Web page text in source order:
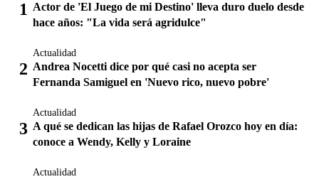
Actor de 'El Juego de mi Destino' lleva duro duelo desde
hace años: "La vida será agridulce"
Actualidad
Andrea Nocetti dice por qué casi no acepta ser
Fernanda Samiguel en 'Nuevo rico, nuevo pobre'
Actualidad
A qué se dedican las hijas de Rafael Orozco hoy en día:
conoce a Wendy, Kelly y Loraine
Actualidad